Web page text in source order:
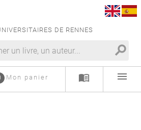
DE RENNES
search
Mon panier menu_book menu